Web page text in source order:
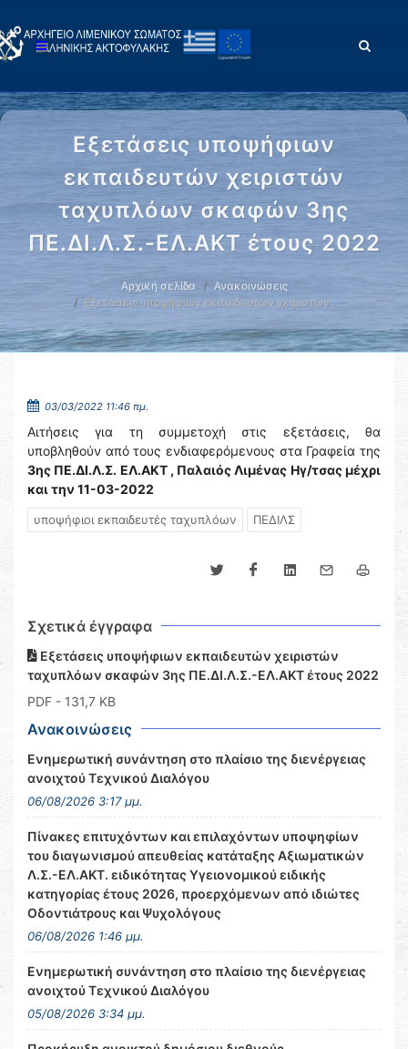
Εξετάσεις υποψήφιων
εκπαιδευτών χειριστών
ταχυπλόων σκαφών 3ης
ΠΕ.ΔΙ.Λ.Σ.-ΕΛ.ΑΚΤ έτους 2022
Αρχική σελίδα
Ανακοινώσεις
Εξετάσεις υποψήφιων εκπαιδευτών χειριστών …
03/03/2022 11:46 πμ.
Αιτήσεις για τη συμμετοχή στις εξετάσεις, θα
υποβληθούν από τους ενδιαφερόμενους στα Γραφεία της
3ης ΠΕ.ΔΙ.Λ.Σ. ΕΛ.ΑΚΤ , Παλαιός Λιμένας Ηγ/τσας μέχρι
και την 11-03-2022
υποψήφιοι εκπαιδευτές ταχυπλόων ΠΕΔΙΛΣ
Σχετικά έγγραφα
Εξετάσεις υποψήφιων εκπαιδευτών χειριστών
ταχυπλόων σκαφών 3ης ΠΕ.ΔΙ.Λ.Σ.-ΕΛ.ΑΚΤ έτους 2022
PDF - 131,7 KB
Ανακοινώσεις
Ενημερωτική συνάντηση στο πλαίσιο της διενέργειας
ανοιχτού Τεχνικού Διαλόγου
06/08/2026 3:17 μμ.
Πίνακες επιτυχόντων και επιλαχόντων υποψηφίων
του διαγωνισμού απευθείας κατάταξης Αξιωματικών
Λ.Σ.-ΕΛ.ΑΚΤ. ειδικότητας Υγειονομικού ειδικής
κατηγορίας έτους 2026, προερχόμενων από ιδιώτες
Οδοντιάτρους και Ψυχολόγους
06/08/2026 1:46 μμ.
Ενημερωτική συνάντηση στο πλαίσιο της διενέργειας
ανοιχτού Τεχνικού Διαλόγου
05/08/2026 3:34 μμ.